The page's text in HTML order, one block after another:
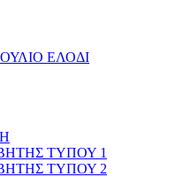
ΕΛΟΔΙ
ΤΥΠΟΥ 1
ΤΥΠΟΥ 2